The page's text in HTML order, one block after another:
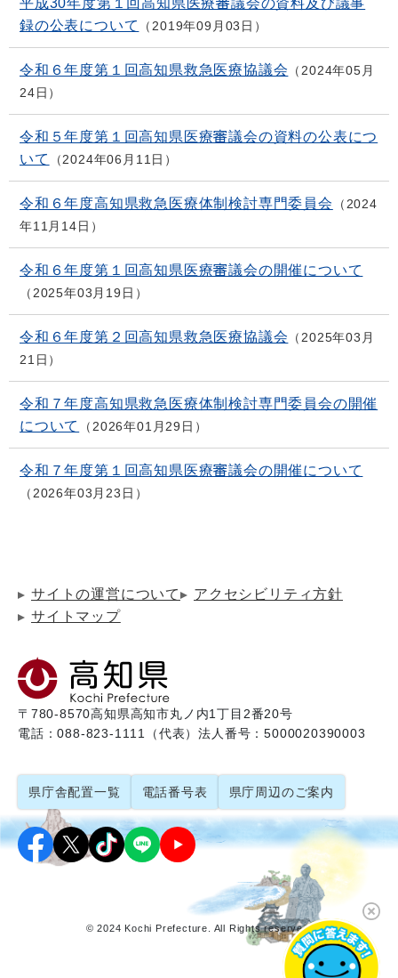
平成30年度第１回高知県医療審議会の資料及び議事
録の公表について
2019年09月03日
令和６年度第１回高知県救急医療協議会
2024年05月
24日
令和５年度第１回高知県医療審議会の資料の公表につ
いて
2024年06月11日
令和６年度高知県救急医療体制検討専門委員会
2024
年11月14日
令和６年度第１回高知県医療審議会の開催について
2025年03月19日
令和６年度第２回高知県救急医療協議会
2025年03月
21日
令和７年度高知県救急医療体制検討専門委員会の開催
について
2026年01月29日
令和７年度第１回高知県医療審議会の開催について
2026年03月23日
サイトの運営について
アクセシビリティ方針
サイトマップ
〒780-8570高知県高知市丸ノ内1丁目2番20号
電話：088-823-1111（代表）法人番号：5000020390003
県庁舎配置一覧 電話番号表 県庁周辺のご案内
© 2024 Kochi Prefecture. All Rights reserved.